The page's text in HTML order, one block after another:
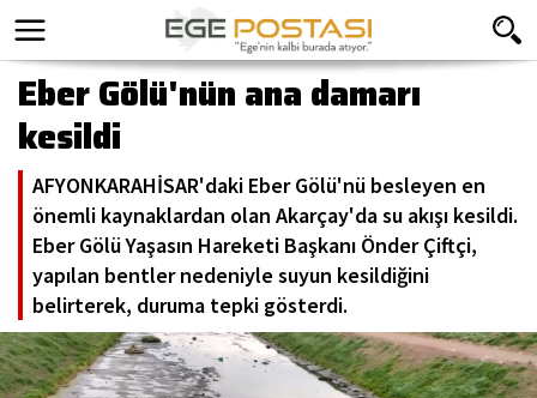
Eber Gölü'nün ana damarı
kesildi
AFYONKARAHİSAR'daki Eber Gölü'nü besleyen en
önemli kaynaklardan olan Akarçay'da su akışı kesildi.
Eber Gölü Yaşasın Hareketi Başkanı Önder Çiftçi,
yapılan bentler nedeniyle suyun kesildiğini
belirterek, duruma tepki gösterdi.